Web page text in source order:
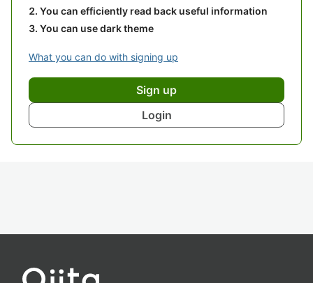
You can efficiently read back useful information
You can use dark theme
What you can do with signing up
Sign up
Login